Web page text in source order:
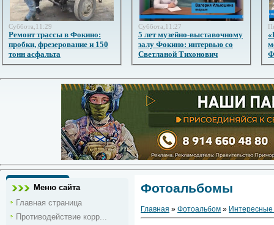
Суббота,11:29
Ремонт трассы в Фокино:
пробки, фрезерование и 150
тонн асфальта
Суббота,11:27
5 лет музейно-выставочному
залу Фокино: интервью со
Светланой Тихонович
Меню сайта
Главная страница
Противодействие корр...
Фотоальбомы
Главная » Фотоальбом »